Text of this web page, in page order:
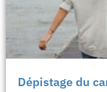
Dépistage du